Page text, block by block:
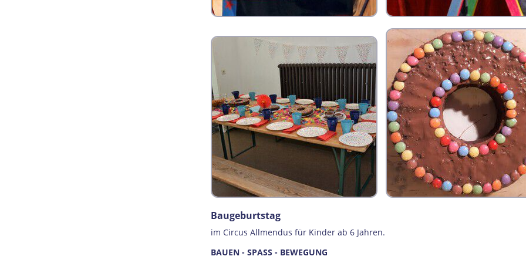
Baugeburtstag
im Circus Allmendus für Kinder ab 6 Jahren.
BAUEN - SPASS - BEWEGUNG